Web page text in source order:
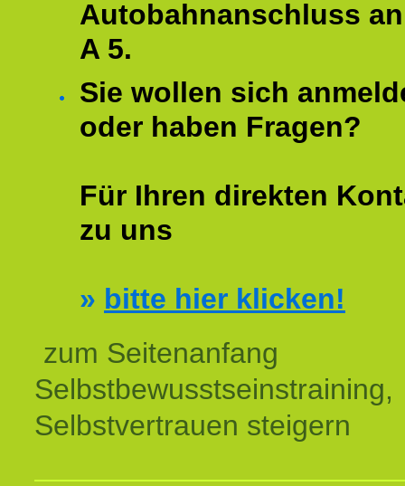
Autobahnanschluss
A 5.
Sie wollen sich
oder haben Fragen?
Für Ihren direkten
zu uns
» bitte hier klicken!
zum Seitenanfang
Selbstbewusstseinstraining,
Selbstvertrauen steigern